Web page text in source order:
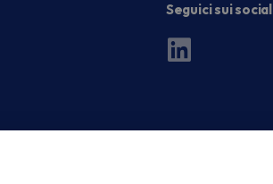
Seguici sui social